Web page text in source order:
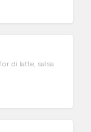
di latte, salsa